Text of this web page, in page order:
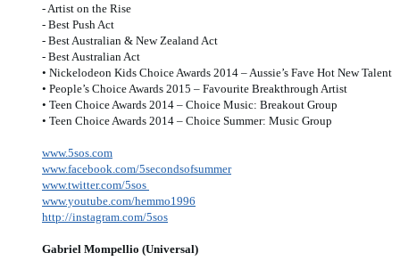
- Artist on the Rise
- Best Push Act
- Best Australian & New Zealand Act
- Best Australian Act
• Nickelodeon Kids Choice Awards 2014 – Aussie’s Fave Hot New Talent
• People’s Choice Awards 2015 – Favourite Breakthrough Artist
• Teen Choice Awards 2014 – Choice Music: Breakout Group
• Teen Choice Awards 2014 – Choice Summer: Music Group
www.5sos.com
www.facebook.com/5secondsofsummer
www.twitter.com/5sos
www.youtube.com/hemmo1996
http://instagram.com/5sos
Gabriel Mompellio (Universal)